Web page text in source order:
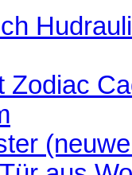
Zodiac